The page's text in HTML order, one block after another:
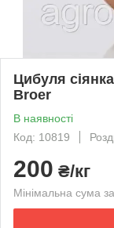
Цибуля
Broer
В наявності
Код: 10819
200 ₴/кг
Мінімальна сума